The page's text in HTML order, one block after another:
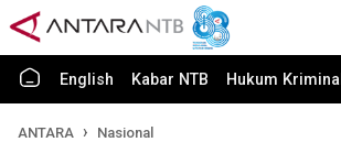
English Kabar NTB Hukum Kriminal
ANTARA Nasional